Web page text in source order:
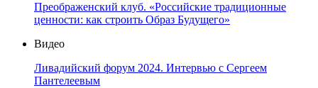
Преображенский клуб. «Российские традиционные
ценности: как строить Образ Будущего»
Видео
Ливадийский форум 2024. Интервью с Сергеем
Пантелеевым